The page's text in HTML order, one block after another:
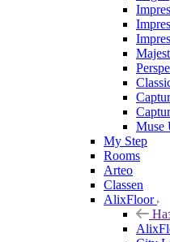
Muse
My Step
Rooms
Arteo
Classen
AlixFloor